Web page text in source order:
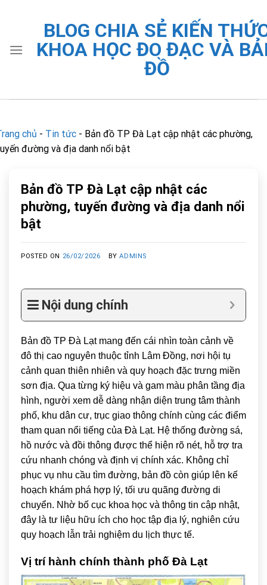
BLOG CHIA SẺ KIẾN
KHOA HỌC ĐO ĐẠC VÀ
ĐỒ
chủ - Tin tức - Bản đồ TP Đà Lạt cập nhật các phường,
đường và địa danh nổi bật
Bản đồ TP Đà Lạt cập nhật các
phường, tuyến đường và địa danh nổi
bật
POSTED ON 26/02/2026 BYADMINS
Nội dung chính
Bản đồ TP Đà Lạt mang đến cái nhìn toàn cảnh về
đô thị cao nguyên thuộc tỉnh Lâm Đồng, nơi hội tụ
cảnh quan thiên nhiên và quy hoạch đặc trưng miền
sơn địa. Qua từng ký hiệu và gam màu phân tầng địa
hình, người xem dễ dàng nhận diện trung tâm thành
phố, khu dân cư, trục giao thông chính cùng các điểm
tham quan nổi tiếng của Đà Lạt. Hệ thống đường sá,
hồ nước và đồi thông được thể hiện rõ nét, hỗ trợ tra
cứu nhanh chóng và định vị chính xác. Không chỉ
phục vụ nhu cầu tìm đường, bản đồ còn giúp lên kế
hoạch khám phá hợp lý, tối ưu quãng đường di
chuyển. Nhờ bố cục khoa học và thông tin cập nhật,
đây là tư liệu hữu ích cho học tập địa lý, nghiên cứu
quy hoạch lẫn trải nghiệm du lịch thực tế.
Vị trí hành chính thành phố Đà Lạt